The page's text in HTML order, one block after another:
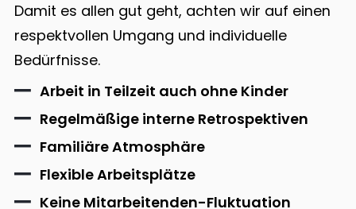
Damit es allen gut geht, achten wir auf einen
respektvollen Umgang und individuelle
Bedürfnisse.
Arbeit in Teilzeit auch ohne Kinder
Regelmäßige interne Retrospektiven
Familiäre Atmosphäre
Flexible Arbeitsplätze
Keine Mitarbeitenden-Fluktuation